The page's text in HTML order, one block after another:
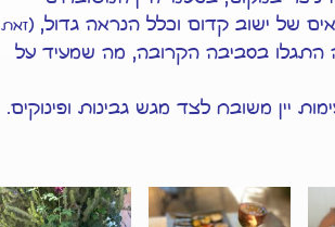
של ישוב קדום וכלל הנראה גדול, (זאת
התגלו בסביבה הקרובה, מה שמעיד על
יין משובח לצד מגש גבינות ופינוקים.